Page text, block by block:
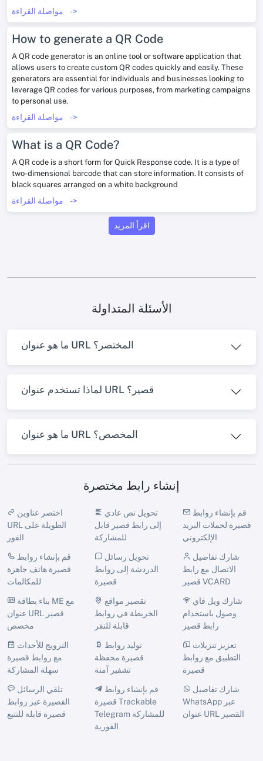
->
How to generate a QR Code
A QR code generator is an online tool or software application that
allows users to create custom QR codes quickly and easily. These
generators are essential for individuals and businesses looking to
leverage QR codes for various purposes, from marketing campaigns
to personal use.
->
What is a QR Code?
A QR code is a short form for Quick Response code. It is a type of
two-dimensional barcode that can store information. It consists of
black squares arranged on a white background
->
اقرأ المزيد
الأسئلة المتداولة
ما هو عنوان URL المختصر؟
لماذا تستخدم عنوان URL قصير؟
ما هو عنوان URL المخصص؟
إنشاء رابط مختصرة
URL الطويلة على
الفور
إلى رابط قصير قابل
للمشاركة
قصيرة لحملات البريد
الإلكتروني
قصيرة هاتف جاهزة
للمكالمات
الدردشة إلى روابط
قصيرة
الاتصال مع رابط
قصير VCARD
عنوان URL قصير
مخصص
الخريطة في روابط
قابلة للنقر
وصول باستخدام
رابط قصير
مع روابط قصيرة
سهلة المشاركة
قصيرة محفظة
تشفير آمنة
التطبيق مع روابط
قصيرة
القصيرة عبر روابط
قصيرة قابلة للتتبع
قصيرة Trackable
Telegram للمشاركة
الفورية
WhatsApp عبر
عنوان URL القصير